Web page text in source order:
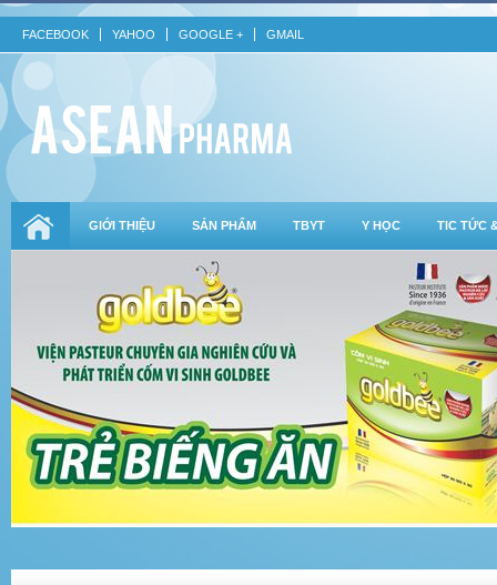
FACEBOOK YAHOO GOOGLE + GMAIL
GIỚI THIỆU SẢN PHẨM TBYT Y HỌC TIC TỨC